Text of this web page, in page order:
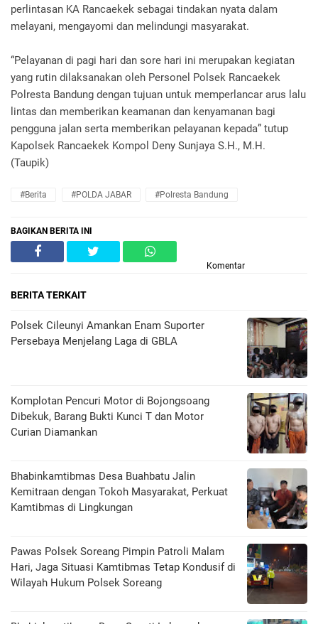
perlintasan KA Rancaekek sebagai tindakan nyata dalam
melayani, mengayomi dan melindungi masyarakat.
“Pelayanan di pagi hari dan sore hari ini merupakan kegiatan
yang rutin dilaksanakan oleh Personel Polsek Rancaekek
Polresta Bandung dengan tujuan untuk memperlancar arus lalu
lintas dan memberikan keamanan dan kenyamanan bagi
pengguna jalan serta memberikan pelayanan kepada” tutup
Kapolsek Rancaekek Kompol Deny Sunjaya S.H., M.H.
(Taupik)
#Berita #POLDA JABAR #Polresta Bandung
BAGIKAN BERITA INI
Komentar
BERITA TERKAIT
Polsek Cileunyi Amankan Enam Suporter
Persebaya Menjelang Laga di GBLA
Komplotan Pencuri Motor di Bojongsoang
Dibekuk, Barang Bukti Kunci T dan Motor
Curian Diamankan
Bhabinkamtibmas Desa Buahbatu Jalin
Kemitraan dengan Tokoh Masyarakat, Perkuat
Kamtibmas di Lingkungan
Pawas Polsek Soreang Pimpin Patroli Malam
Hari, Jaga Situasi Kamtibmas Tetap Kondusif di
Wilayah Hukum Polsek Soreang